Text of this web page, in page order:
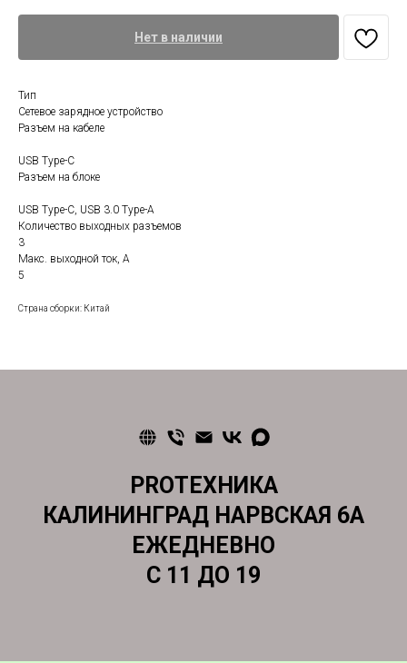
Нет в наличии
Тип
Сетевое зарядное устройство
Разъем на кабеле
USB Type-C
Разъем на блоке
USB Type-C, USB 3.0 Type-A
Количество выходных разъемов
3
Макс. выходной ток, А
5
Страна сборки: Китай
PROТЕХНИКА
КАЛИНИНГРАД НАРВСКАЯ 6А
ЕЖЕДНЕВНО
С 11 ДО 19